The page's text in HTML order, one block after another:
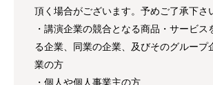
頂く場合がございます。予めご了承下さ
・講演企業の競合となる商品・サービス
る企業、同業の企業、及びそのグループ
業の方
・個人や個人事業主の方